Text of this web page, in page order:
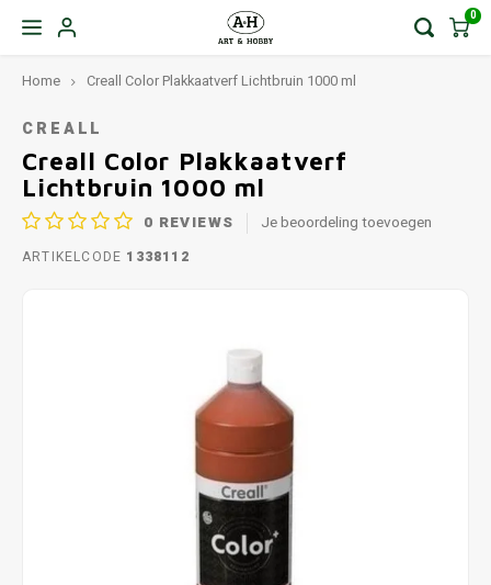
0
Home Creall Color Plakkaatverf Lichtbruin 1000 ml
CREALL
Creall Color Plakkaatverf
Lichtbruin 1000 ml
0 REVIEWS Je beoordeling toevoegen
ARTIKELCODE 1338112